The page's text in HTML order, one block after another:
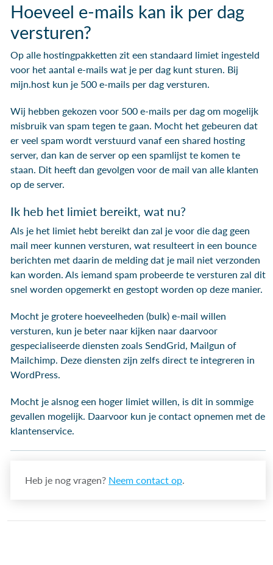
Hoeveel e-mails kan ik per dag
versturen?
Op alle hostingpakketten zit een standaard limiet ingesteld
voor het aantal e-mails wat je per dag kunt sturen. Bij
mijn.host kun je 500 e-mails per dag versturen.
Wij hebben gekozen voor 500 e-mails per dag om mogelijk
misbruik van spam tegen te gaan. Mocht het gebeuren dat
er veel spam wordt verstuurd vanaf een shared hosting
server, dan kan de server op een spamlijst te komen te
staan. Dit heeft dan gevolgen voor de mail van alle klanten
op de server.
Ik heb het limiet bereikt, wat nu?
Als je het limiet hebt bereikt dan zal je voor die dag geen
mail meer kunnen versturen, wat resulteert in een bounce
berichten met daarin de melding dat je mail niet verzonden
kan worden. Als iemand spam probeerde te versturen zal dit
snel worden opgemerkt en gestopt worden op deze manier.
Mocht je grotere hoeveelheden (bulk) e-mail willen
versturen, kun je beter naar kijken naar daarvoor
gespecialiseerde diensten zoals SendGrid, Mailgun of
Mailchimp. Deze diensten zijn zelfs direct te integreren in
WordPress.
Mocht je alsnog een hoger limiet willen, is dit in sommige
gevallen mogelijk. Daarvoor kun je contact opnemen met de
klantenservice.
Heb je nog vragen? Neem contact op.